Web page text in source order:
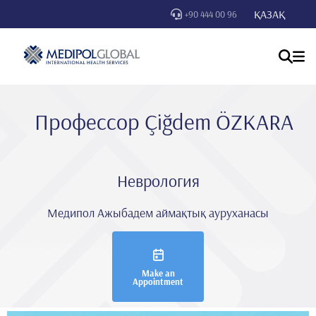
+90 444 00 96 ҚАЗАҚ
Профессор Çi̇ğdem ÖZKARA
Неврология
Медипол Ажыбадем аймақтық ауруханасы
Make an
Appointment